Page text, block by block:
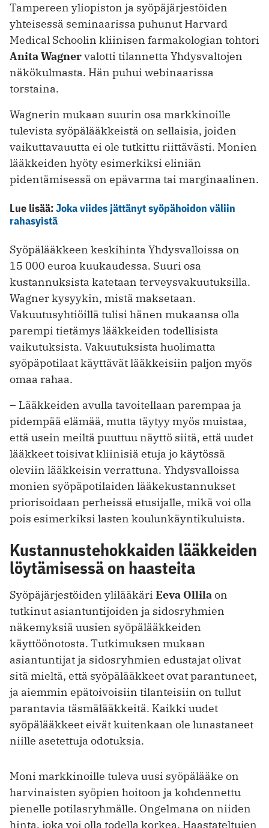
Tampereen yliopiston ja syöpäjärjestöiden
yhteisessä seminaarissa puhunut Harvard
Medical Schoolin kliinisen farmakologian tohtori
Anita Wagnervalotti tilannetta Yhdysvaltojen
näkökulmasta. Hän puhui webinaarissa
torstaina.
Wagnerin mukaan suurin osa markkinoille
tulevista syöpälääkkeistä on sellaisia, joiden
vaikuttavauutta ei ole tutkittu riittävästi. Monien
lääkkeiden hyöty esimerkiksi eliniän
pidentämisessä on epävarma tai marginaalinen.
Lue lisää:Joka viides jättänyt syöpähoidon väliin
rahasyistä
Syöpälääkkeen keskihinta Yhdysvalloissa on
15 000 euroa kuukaudessa. Suuri osa
kustannuksista katetaan terveysvakuutuksilla.
Wagner kysyykin, mistä maksetaan.
Vakuutusyhtiöillä tulisi hänen mukaansa olla
parempi tietämys lääkkeiden todellisista
vaikutuksista. Vakuutuksista huolimatta
syöpäpotilaat käyttävät lääkkeisiin paljon myös
omaa rahaa.
– Lääkkeiden avulla tavoitellaan parempaa ja
pidempää elämää, mutta täytyy myös muistaa,
että usein meiltä puuttuu näyttö siitä, että uudet
lääkkeet toisivat kliinisiä etuja jo käytössä
oleviin lääkkeisin verrattuna. Yhdysvalloissa
monien syöpäpotilaiden lääkekustannukset
priorisoidaan perheissä etusijalle, mikä voi olla
pois esimerkiksi lasten koulunkäyntikuluista.
Kustannustehokkaiden lääkkeiden
löytämisessä on haasteita
Syöpäjärjestöiden ylilääkäri Eeva Ollilaon
tutkinut asiantuntijoiden ja sidosryhmien
näkemyksiä uusien syöpälääkkeiden
käyttöönotosta. Tutkimuksen mukaan
asiantuntijat ja sidosryhmien edustajat olivat
sitä mieltä, että syöpälääkkeet ovat parantuneet,
ja aiemmin epätoivoisiin tilanteisiin on tullut
parantavia täsmälääkkeitä. Kaikki uudet
syöpälääkkeet eivät kuitenkaan ole lunastaneet
niille asetettuja odotuksia.
Moni markkinoille tuleva uusi syöpälääke on
harvinaisten syöpien hoitoon ja kohdennettu
pienelle potilasryhmälle. Ongelmana on niiden
hinta, joka voi olla todella korkea. Haastateltujen